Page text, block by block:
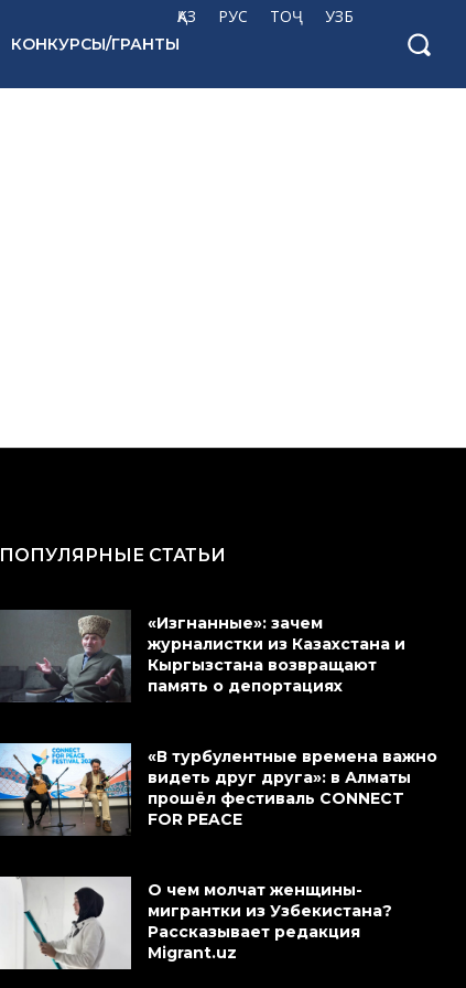
ҚАЗ РУС ТОҶ УЗБ
КОНКУРСЫ/ГРАНТЫ
ПОПУЛЯРНЫЕ СТАТЬИ
«Изгнанные»: зачем
журналистки из Казахстана и
Кыргызстана возвращают
память о депортациях
«В турбулентные времена важно
видеть друг друга»: в Алматы
прошёл фестиваль CONNECT
FOR PEACE
О чем молчат женщины-
мигрантки из Узбекистана?
Рассказывает редакция
Migrant.uz